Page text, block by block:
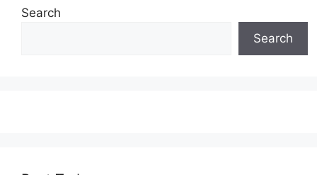
Search
Search